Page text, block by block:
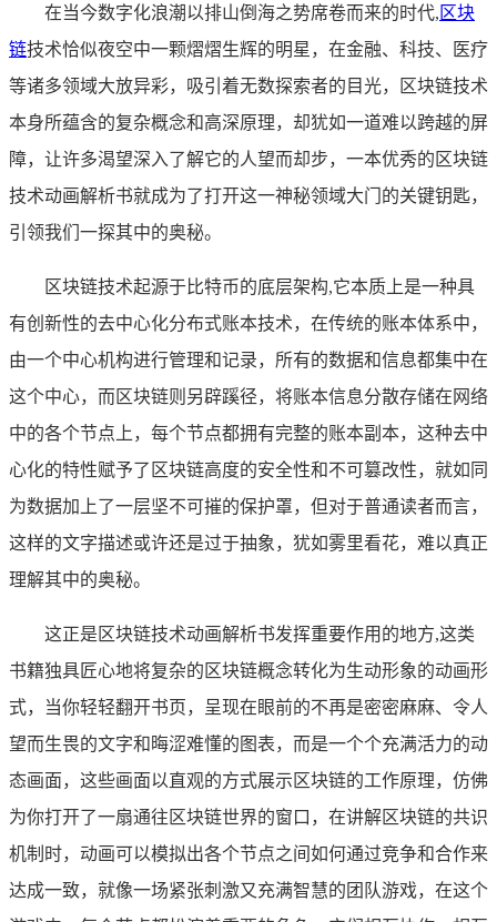
在当今数字化浪潮以排山倒海之势席卷而来的时代, 区块
链技术恰似夜空中一颗熠熠生辉的明星，在金融、科技、医疗
等诸多领域大放异彩，吸引着无数探索者的目光，区块链技术
本身所蕴含的复杂概念和高深原理，却犹如一道难以跨越的屏
障，让许多渴望深入了解它的人望而却步，一本优秀的区块链
技术动画解析书就成为了打开这一神秘领域大门的关键钥匙，
引领我们一探其中的奥秘。
区块链技术起源于比特币的底层架构,它本质上是一种具
有创新性的去中心化分布式账本技术，在传统的账本体系中，
由一个中心机构进行管理和记录，所有的数据和信息都集中在
这个中心，而区块链则另辟蹊径，将账本信息分散存储在网络
中的各个节点上，每个节点都拥有完整的账本副本，这种去中
心化的特性赋予了区块链高度的安全性和不可篡改性，就如同
为数据加上了一层坚不可摧的保护罩，但对于普通读者而言，
这样的文字描述或许还是过于抽象，犹如雾里看花，难以真正
理解其中的奥秘。
这正是区块链技术动画解析书发挥重要作用的地方,这类
书籍独具匠心地将复杂的区块链概念转化为生动形象的动画形
式，当你轻轻翻开书页，呈现在眼前的不再是密密麻麻、令人
望而生畏的文字和晦涩难懂的图表，而是一个个充满活力的动
态画面，这些画面以直观的方式展示区块链的工作原理，仿佛
为你打开了一扇通往区块链世界的窗口，在讲解区块链的共识
机制时，动画可以模拟出各个节点之间如何通过竞争和合作来
达成一致，就像一场紧张刺激又充满智慧的团队游戏，在这个